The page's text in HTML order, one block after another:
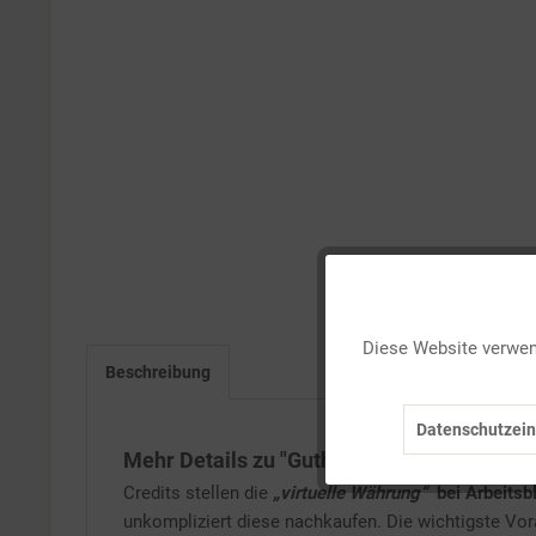
Beschreibung
Mehr Details zu "Guthaben: 800 Credits"
Credits stellen die „virtuelle Währung“ bei
unkompliziert diese nachkaufen. Die wichtigste
Service
Diese Website